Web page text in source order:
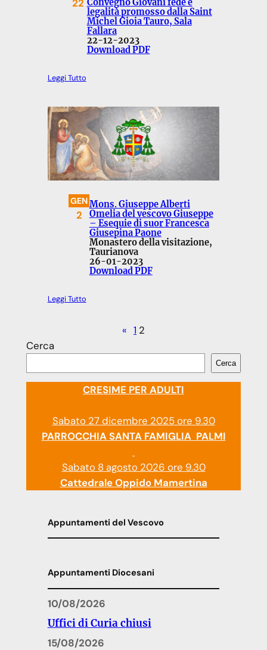
22 Convegno Giovani fede e
legalità promosso dalla Saint
Michel Gioia Tauro, Sala
Fallara
22-12-2023
Download PDF
Leggi Tutto
GEN
2
Mons. Giuseppe Alberti
Omelia del vescovo Giuseppe
– Esequie di suor Francesca
Giusepina Paone
Monastero della visitazione,
Taurianova
26-01-2023
Download PDF
Leggi Tutto
« 1 2
Cerca
Cerca
CRESIME PER ADULTI
Sabato 27 dicembre 2025 ore 9.30
PARROCCHIA SANTA FAMIGLIA PALMI
Sabato 8 agosto 2026 ore 9.30
Cattedrale Oppido Mamertina
Appuntamenti del Vescovo
Appuntamenti Diocesani
10/08/2026
Uffici di Curia chiusi
15/08/2026